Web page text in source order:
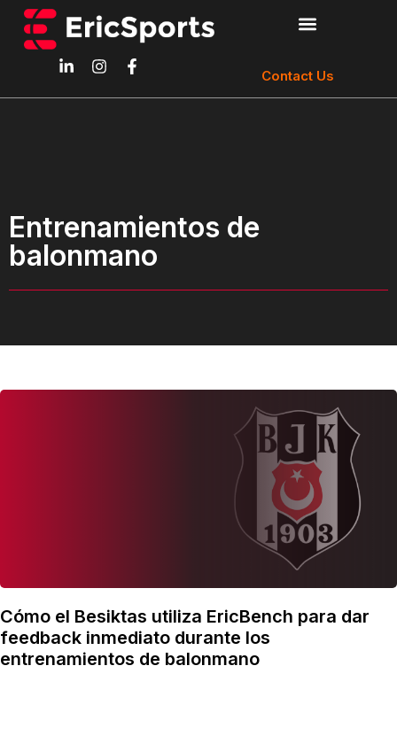
Contact Us
Entrenamientos de
balonmano
Cómo el Besiktas utiliza EricBench para dar
feedback inmediato durante los
entrenamientos de balonmano